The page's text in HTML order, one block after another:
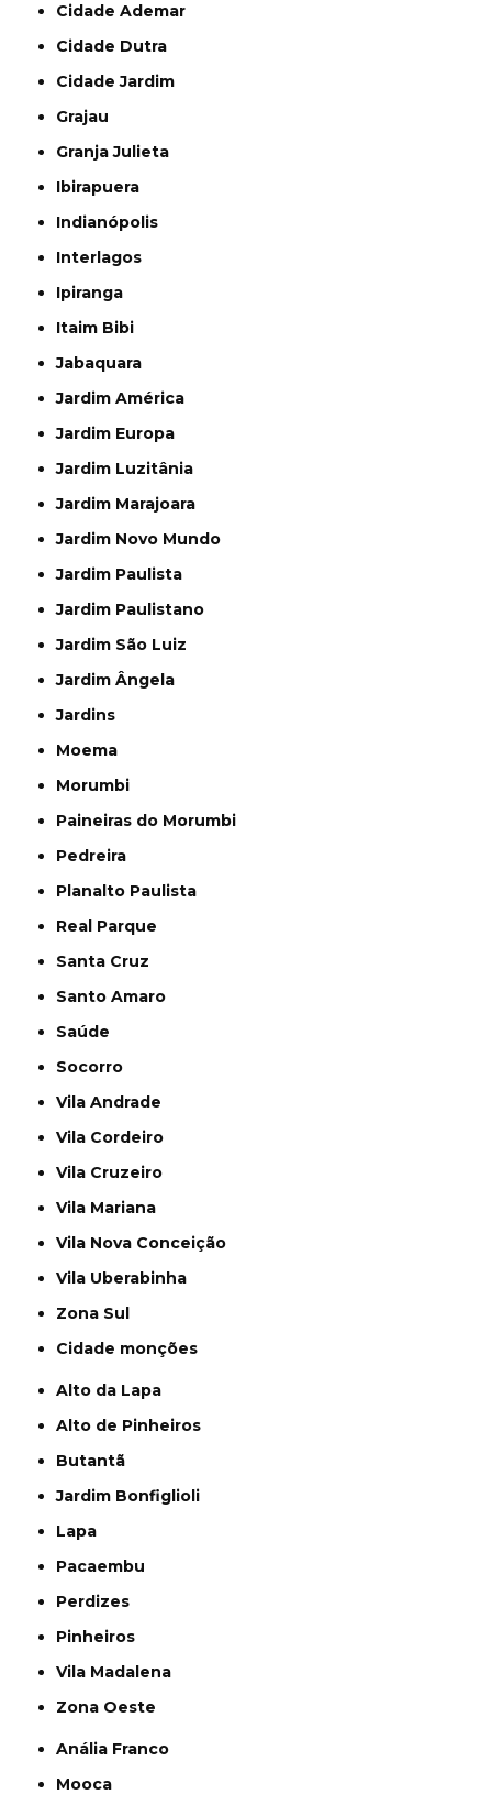
Cidade Ademar
Cidade Dutra
Cidade Jardim
Grajau
Granja Julieta
Ibirapuera
Indianópolis
Interlagos
Ipiranga
Itaim Bibi
Jabaquara
Jardim América
Jardim Europa
Jardim Luzitânia
Jardim Marajoara
Jardim Novo Mundo
Jardim Paulista
Jardim Paulistano
Jardim São Luiz
Jardim Ângela
Jardins
Moema
Morumbi
Paineiras do Morumbi
Pedreira
Planalto Paulista
Real Parque
Santa Cruz
Santo Amaro
Saúde
Socorro
Vila Andrade
Vila Cordeiro
Vila Cruzeiro
Vila Mariana
Vila Nova Conceição
Vila Uberabinha
Zona Sul
cidade monções
Alto da Lapa
Alto de Pinheiros
Butantã
Jardim Bonfiglioli
Lapa
Pacaembu
Perdizes
Pinheiros
Vila Madalena
Zona Oeste
Anália Franco
Mooca